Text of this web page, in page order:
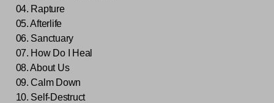
04. Rapture
05. Afterlife
06. Sanctuary
07. How Do I Heal
08. About Us
09. Calm Down
10. Self-Destruct